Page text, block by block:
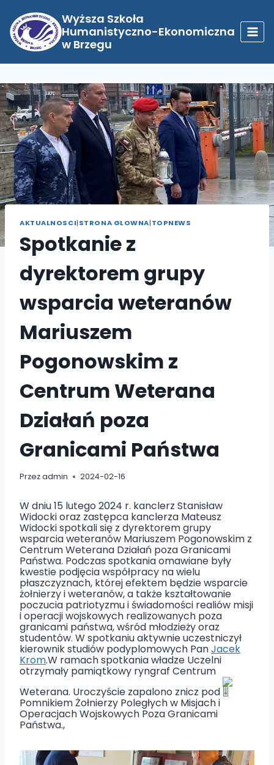
treści
Wyższa Szkoła
Humanistyczno-Ekonomiczna
w Brzegu
AKTUALNOSCI|STRONA GLOWNA|TOPNEWS
Spotkanie z
dyrektorem grupy
wsparcia weteranów
Mariuszem
Pogonowskim z
Centrum Weterana
Działań poza
Granicami Państwa
Przezadmin 2024-02-16
W dniu 15 lutego 2024 r. kanclerz Stanisław
Widocki oraz zastępca kanclerza Mateusz
Widocki spotkali się z dyrektorem grupy
wsparcia weteranów Mariuszem Pogonowskim z
Centrum Weterana Działań poza Granicami
Państwa. Podczas spotkania omawiane były
kwestie podjęcia współpracy na wielu
płaszczyznach, której efektem będzie wsparcie
żołnierzy i weteranów, a także kształtowanie
poczucia patriotyzmu i świadomości realiów misji
i operacji wojskowych realizowanych poza
granicami państwa, wśród młodzieży oraz
studentów. W spotkaniu aktywnie uczestniczył
kierownik studiów podyplomowych PanJacek
Krom.W ramach spotkania władze Uczelni
otrzymały pamiątkowy ryngraf Centrum
Weterana. Uroczyście zapalono znicz pod
Pomnikiem Żołnierzy Poległych w Misjach i
Operacjach Wojskowych Poza Granicami
Państwa.,